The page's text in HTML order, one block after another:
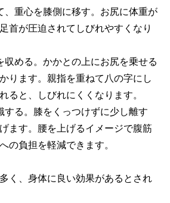
、重心を膝側に移す。お尻に体重が
首が圧迫されてしびれやすくなり
収める。かかとの上にお尻を乗せる
ります。親指を重ねて八の字にし
ると、しびれにくくなります。
する。膝をくっつけずに少し離す
ます。腰を上げるイメージで腹筋
の負担を軽減できます。
く、身体に良い効果があるとされ